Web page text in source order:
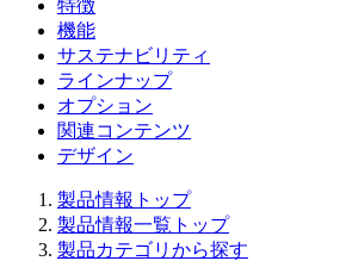
特徴
機能
サステナビリティ
ラインナップ
オプション
関連コンテンツ
デザイン
製品情報トップ
製品情報一覧トップ
製品カテゴリから探す